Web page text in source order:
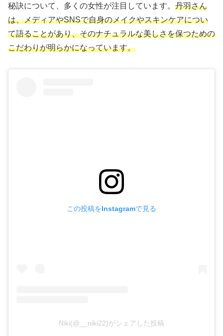
秘訣について、多くの女性が注目しています。 丹羽さん
は、メディアやSNSで自身のメイクやスキンケアについ
て語ることがあり、そのナチュラルな美しさを保つための
こだわりが明らかになっています。
この投稿をInstagramで見る
Niki(@__niki22)がシェアした投稿